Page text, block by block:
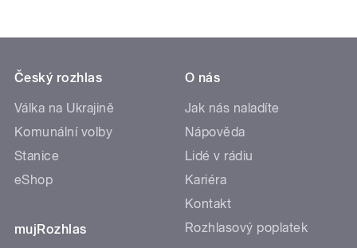
Český rozhlas
Válka na Ukrajině
Komunální volby
Stanice
eShop
mujRozhlas
O nás
Jak nás naladíte
Nápověda
Lidé v rádiu
Kariéra
Kontakt
Rozhlasový poplatek